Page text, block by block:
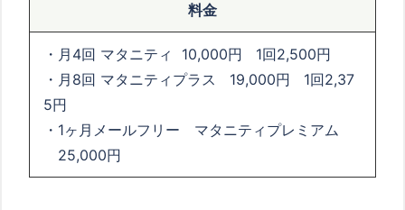
料金
・月 4回 マタニティ 10,000円 1回2,500円
・月 8回 マタニティプラス 19,000円 1回2,37
5円
・1ヶ月メールフリー マタニティプレミアム
25,000円